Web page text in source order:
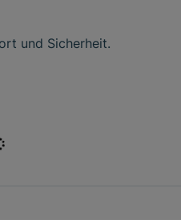
und Sicherheit.